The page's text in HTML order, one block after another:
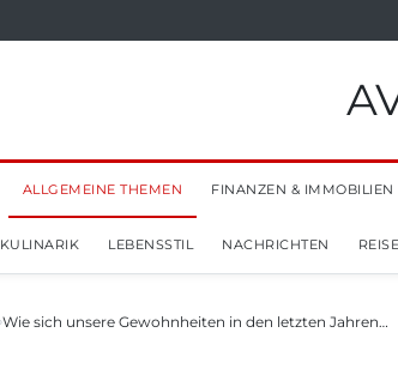
ALLGEMEINE THEMEN FINANZEN & IMMOBILIEN
KULINARIK LEBENSSTIL NACHRICHTEN
Wie sich unsere Gewohnheiten in den letzten Jahren…